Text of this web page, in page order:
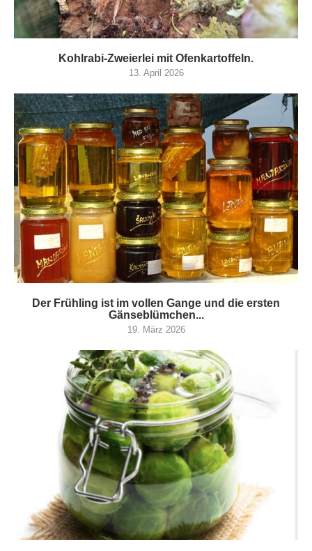
Kohlrabi-Zweierlei mit Ofenkartoffeln.
13. April 2026
Der Frühling ist im vollen Gange und die ersten
Gänseblümchen...
19. März 2026